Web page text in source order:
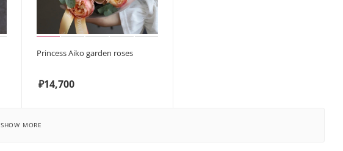
Princess Aiko garden roses
₽14,700
SHOW MORE